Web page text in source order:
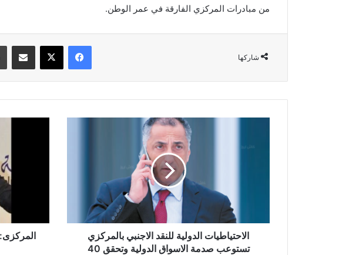
من مبادرات المركزي الفارقة في عمر الوطن.
شاركها
فيسبوك ‫X مشاركة عبر
الدولية
الاحتياطيات الدولية للنقد الاجنبي بالمركزي
تستوعب صدمة الاسواق الدولية وتحقق 40
مديونية
الأفراد